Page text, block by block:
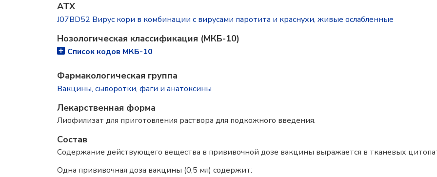
ATX
J07BD52 Вирус кори в комбинации с вирусами паротита и краснухи, живые ослабленные
Нозологическая классификация (МКБ-10)
Список кодов МКБ-10
Фармакологическая группа
Вакцины, сыворотки, фаги и анатоксины
Лекарственная форма
Лиофилизат для приготовления раствора для подкожного введения.
Состав
Содержание действующего вещества в прививочной дозе вакцины выражается в тканевых
Одна прививочная доза вакцины (0,5 мл) содержит: